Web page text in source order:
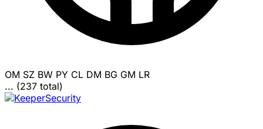
OM SZ BW PY CL DM BG GM LR
... (237 total)